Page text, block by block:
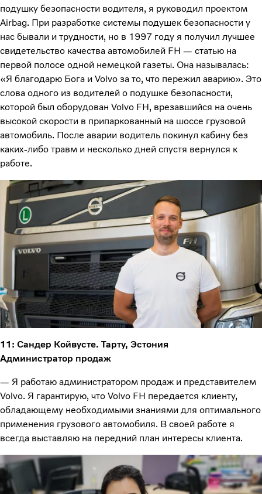
подушку безопасности водителя, я руководил проектом
Airbag. При разработке системы подушек безопасности у
нас бывали и трудности, но в 1997 году я получил лучшее
свидетельство качества автомобилей FH — статью на
первой полосе одной немецкой газеты. Она называлась:
«Я благодарю Бога и Volvo за то, что пережил аварию». Это
слова одного из водителей о подушке безопасности,
которой был оборудован Volvo FH, врезавшийся на очень
высокой скорости в припаркованный на шоссе грузовой
автомобиль. После аварии водитель покинул кабину без
каких-либо травм и несколько дней спустя вернулся к
работе.
11: Сандер Койвусте. Тарту, Эстония
Администратор продаж
— Я работаю администратором продаж и представителем
Volvo. Я гарантирую, что Volvo FH передается клиенту,
обладающему необходимыми знаниями для оптимального
применения грузового автомобиля. В своей работе я
всегда выставляю на передний план интересы клиента.